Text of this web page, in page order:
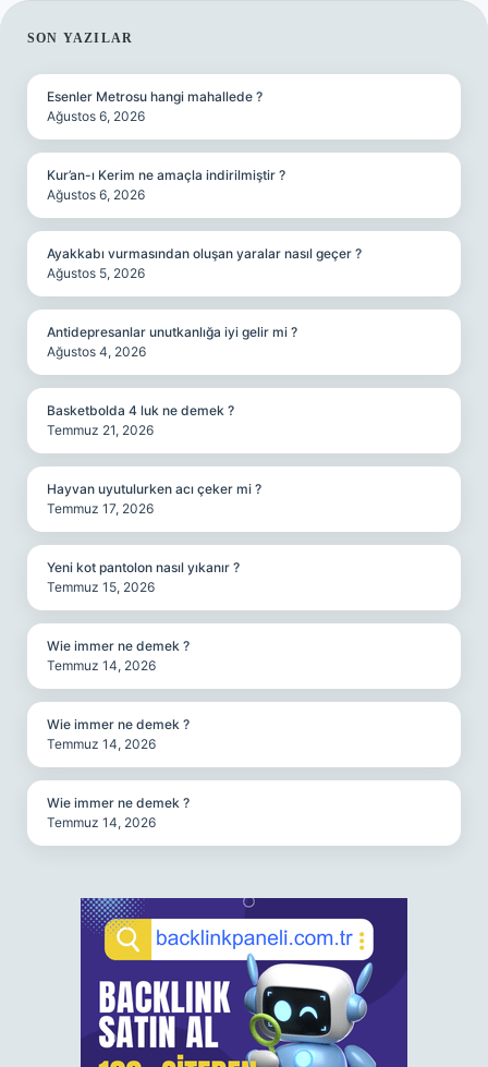
SIDEBAR
SON YAZILAR
Esenler Metrosu hangi mahallede ?
Ağustos 6, 2026
Kur’an-ı Kerim ne amaçla indirilmiştir ?
Ağustos 6, 2026
Ayakkabı vurmasından oluşan yaralar nasıl geçer ?
Ağustos 5, 2026
Antidepresanlar unutkanlığa iyi gelir mi ?
Ağustos 4, 2026
Basketbolda 4 luk ne demek ?
Temmuz 21, 2026
Hayvan uyutulurken acı çeker mi ?
Temmuz 17, 2026
Yeni kot pantolon nasıl yıkanır ?
Temmuz 15, 2026
Wie immer ne demek ?
Temmuz 14, 2026
Wie immer ne demek ?
Temmuz 14, 2026
Wie immer ne demek ?
Temmuz 14, 2026